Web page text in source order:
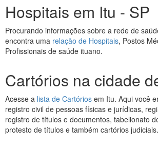
Hospitais em Itu - SP
Procurando informações sobre a rede de
encontra uma relação de Hospitais, Postos
Profissionais de saúde ituano.
Cartórios na cidade
Acesse a lista de Cartórios em Itu. Aqui você
registro civil de pessoas físicas e jurídicas,
registro de títulos e documentos, tabelionato
protesto de títulos e também cartórios judiciais.